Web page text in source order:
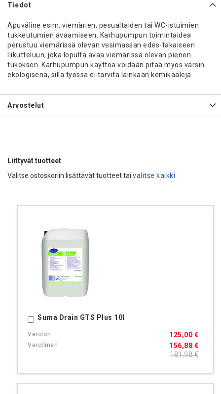
Tiedot
Apuväline esim. viemärien, pesualtaiden tai WC-istuimien
tukkeutumien avaamiseen. Karhupumpun toimintaidea
perustuu viemärissä olevan vesimassan edes-takaiseen
liikutteluun, joka lopulta avaa viemärissä olevan pienen
tukoksen. Karhupumpun käyttöä voidaan pitää myös varsin
ekologisena, sillä työssä ei tarvita lainkaan kemikaaleja.
Arvostelut
Liittyvät tuotteet
Valitse ostoskoriin lisättävät tuotteet tai valitse kaikki
Suma Drain GTS Plus 10l
156,88 €
125,00 €
181,98 €
Ostoskoriin